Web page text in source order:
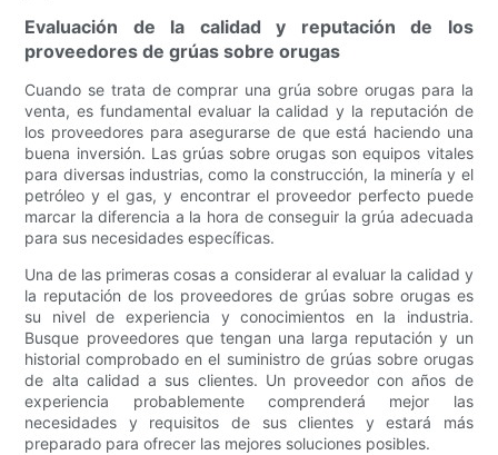
Evaluación de la calidad y reputación de los
proveedores de grúas sobre orugas
Cuando se trata de comprar una grúa sobre orugas para la
venta, es fundamental evaluar la calidad y la reputación de
los proveedores para asegurarse de que está haciendo una
buena inversión. Las grúas sobre orugas son equipos vitales
para diversas industrias, como la construcción, la minería y el
petróleo y el gas, y encontrar el proveedor perfecto puede
marcar la diferencia a la hora de conseguir la grúa adecuada
para sus necesidades específicas.
Una de las primeras cosas a considerar al evaluar la calidad y
la reputación de los proveedores de grúas sobre orugas es
su nivel de experiencia y conocimientos en la industria.
Busque proveedores que tengan una larga reputación y un
historial comprobado en el suministro de grúas sobre orugas
de alta calidad a sus clientes. Un proveedor con años de
experiencia probablemente comprenderá mejor las
necesidades y requisitos de sus clientes y estará más
preparado para ofrecer las mejores soluciones posibles.